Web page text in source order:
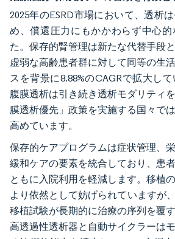
2025年のESRD市場において、透析
め、償還圧力にもかかわらず中心
た。保存的腎管理は新たな代替手段
虚弱な高齢患者群に対して同等の生
スを背景に8.88%のCAGRで拡大し
腹膜透析は引き続き透析モダリティ
膜透析優先」政策を実施する国々で
高めています。
保存的ケアプログラムは症状管理、
緩和ケアの要素を統合しており、患
ともに入院利用を軽減します。移植
より依然として妨げられていますが
移植試験が長期的に治療の序列を覆
高透過性透析器と自動サイクラーは